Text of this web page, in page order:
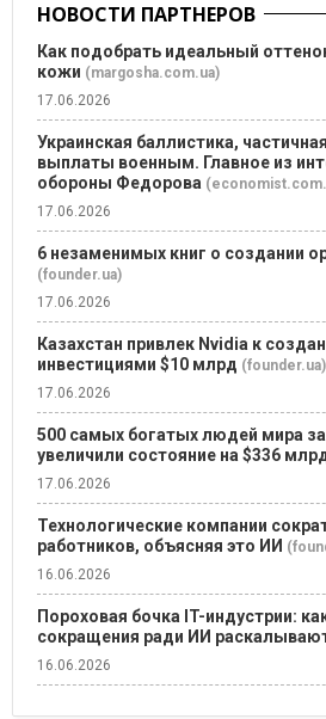
НОВОСТИ ПАРТНЕРОВ
Как подобрать идеальный
кожи (margosha.com.ua)
17.06.2026
Украинская баллистика,
выплаты военным. Главное из
обороны Федорова
17.06.2026
6 незаменимых книг о создании
(founder.ua)
17.06.2026
Казахстан привлек Nvidia к
инвестициями $10 млрд (founder.ua)
17.06.2026
500 самых богатых людей мира
увеличили состояние на $336
17.06.2026
Технологические компании
работников, объясняя это ИИ
16.06.2026
Пороховая бочка IT-индустрии:
сокращения ради ИИ
16.06.2026